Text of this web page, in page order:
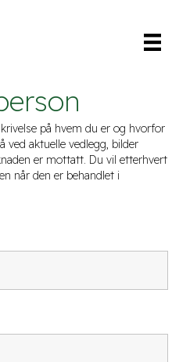
på hvem du er og hvorfor
ved aktuelle vedlegg, bilder
er mottatt. Du vil etterhvert
når den er behandlet i